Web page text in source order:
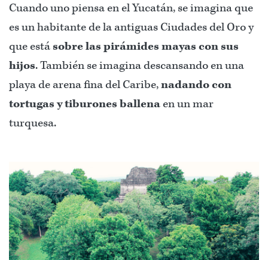
Cuando uno piensa en el Yucatán, se imagina que
es un habitante de la antiguas Ciudades del Oro y
que está sobre las pirámides mayas con sus
hijos. También se imagina descansando en una
playa de arena fina del Caribe,nadando con
tortugas y tiburones ballenaen un mar
turquesa.